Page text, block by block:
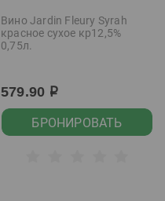
Вино Jardin Fleury Syrah
красное сухое кр12,5%
0,75л.
579.90 р
БРОНИРОВАТЬ